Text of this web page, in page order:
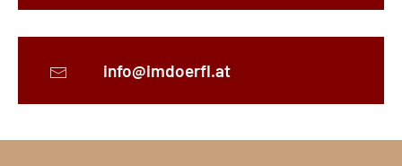
info@imdoerfl.at